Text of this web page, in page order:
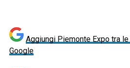
Aggiungi Piemonte Expo tra
Google